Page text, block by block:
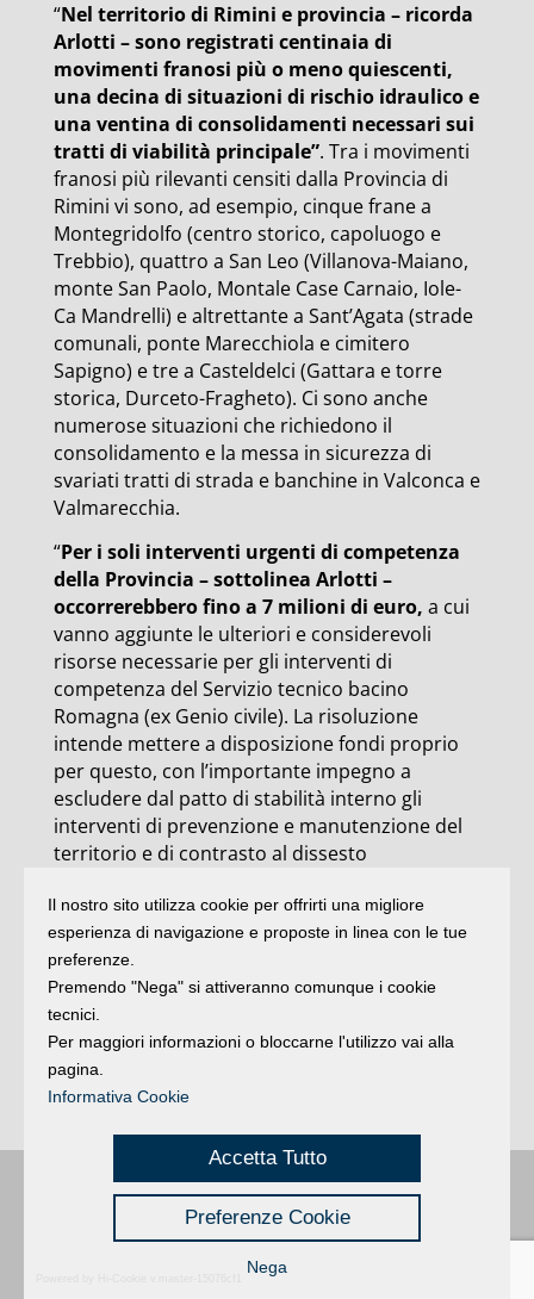
“Nel territorio di Rimini e provincia – ricorda
Arlotti – sono registrati centinaia di
movimenti franosi più o meno quiescenti,
una decina di situazioni di rischio idraulico e
una ventina di consolidamenti necessari sui
tratti di viabilità principale”. Tra i movimenti
franosi più rilevanti censiti dalla Provincia di
Rimini vi sono, ad esempio, cinque frane a
Montegridolfo (centro storico, capoluogo e
Trebbio), quattro a San Leo (Villanova-Maiano,
monte San Paolo, Montale Case Carnaio, Iole-
Ca Mandrelli) e altrettante a Sant’Agata (strade
comunali, ponte Marecchiola e cimitero
Sapigno) e tre a Casteldelci (Gattara e torre
storica, Durceto-Fragheto). Ci sono anche
numerose situazioni che richiedono il
consolidamento e la messa in sicurezza di
svariati tratti di strada e banchine in Valconca e
Valmarecchia.
“Per i soli interventi urgenti di competenza
della Provincia – sottolinea Arlotti –
occorrerebbero fino a 7 milioni di euro, a cui
vanno aggiunte le ulteriori e considerevoli
risorse necessarie per gli interventi di
competenza del Servizio tecnico bacino
Romagna (ex Genio civile). La risoluzione
intende mettere a disposizione fondi proprio
per questo, con l’importante impegno a
escludere dal patto di stabilità interno gli
interventi di prevenzione e manutenzione del
territorio e di contrasto al dissesto
costo dei danni legato ad alluvioni e frane fra il
1944 e il 2012 è stato stimato da Cresme e Ance
in 61,5 miliardi di euro e che gli effetti
conseguenti ai cambiamenti climatici in atto
sono ormai tali che gli eventi estremi in Italia
hanno subito un aumento esponenziale,
passando da uno circa ogni 15 anni di prima
degli anni ’90, a 4-5 l’anno”.
Buongiorno:Riminié una testata registrata presso il Tribunale di Rimini
registrazione n. 2 /28/02/2012| © 2024 buongiornoRimini
Privacy | Credits
Il nostro sito utilizza cookie per offrirti una migliore
esperienza di navigazione e proposte in linea con le tue
preferenze.
Premendo "Nega" si attiveranno comunque i cookie
tecnici.
Per maggiori informazioni o bloccarne l'utilizzo vai alla
pagina.
Informativa Cookie
Accetta Tutto
Preferenze Cookie
Nega